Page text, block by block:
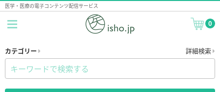
医学・医療の電子コンテンツ配信サービス
0
カテゴリー 詳細検索